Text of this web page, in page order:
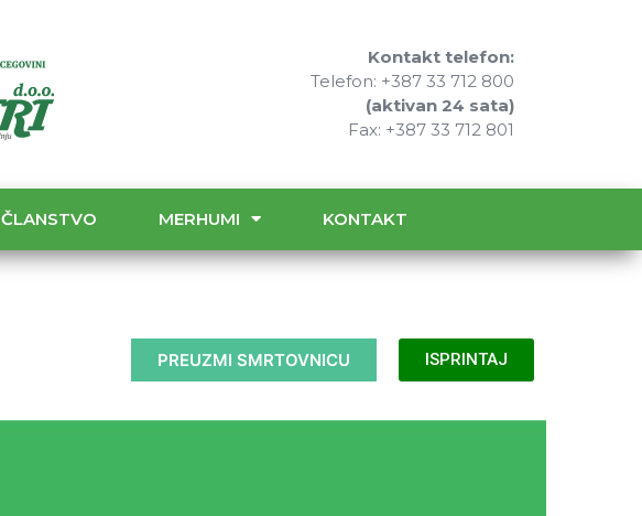
Kontakt telefon:
Telefon: +387 33 712 800
(aktivan 24 sata)
Fax: +387 33 712 801
ČLANSTVO MERHUMI KONTAKT
PREUZMI SMRTOVNICU ISPRINTAJ